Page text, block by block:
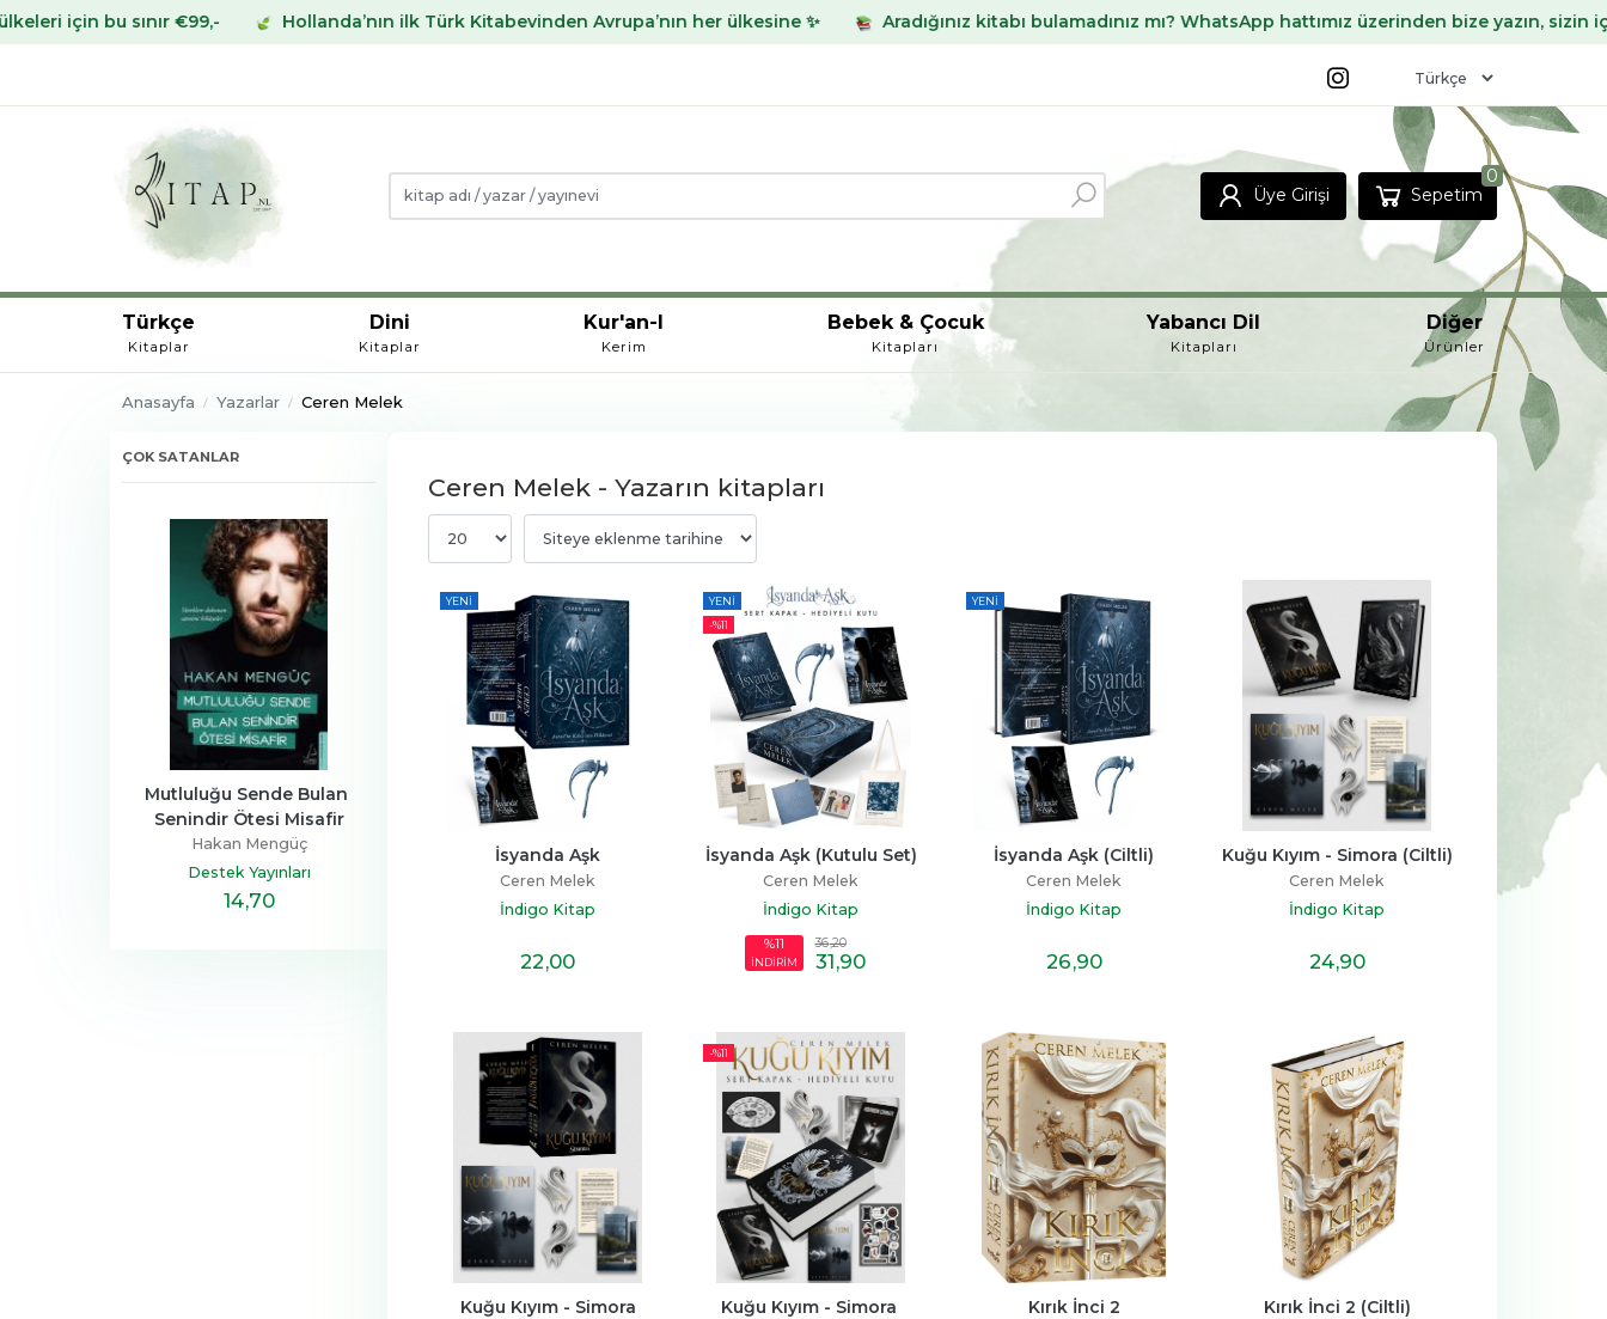
€99,- Hollanda’nın ilk Türk Kitabevinden Avrupa’nın her ülkesine ✨ Aradığınız kitabı bulamadınız mı? WhatsApp hattımız üzerinden bize yazın, sizin için temin
Üye Girişi Sepetim
0
Türkçe
Kitaplar
Dini
Kitaplar
Kur'an-I
Kerim
Bebek & Çocuk
Kitapları
Yabancı Dil
Kitapları
Diğer
Ürünler
Anasayfa Yazarlar Ceren Melek
ÇOK SATANLAR
Mutluluğu Sende Bulan
Senindir Ötesi Misafir
Hakan Mengüç
Destek Yayınları
14,70
Henüz Her Şey Bitmedi
Zeus Kabadayı
Hayykitap
20 ,10
Beni Neden Sevmedin
Anne
Esra Ezmeci
Destek Yayınları
,60
Senden Bir Tane Daha
Yok
Miraç Çağrı Aktaş
İndigo Kitap
,10
Kur’an’ın Anlattığı Tarih:
Türkiye
Timaş Yayınları
,30
,90
Sen Annen Değilsin
Hatice Kübra Tongar
Aile Yayınları
17,20
Ceren Melek - Yazarın kitapları
YENI
İsyanda Aşk
Ceren Melek
İndigo Kitap
22,00
YENI
-%11
İsyanda Aşk (Kutulu Set)
Ceren Melek
İndigo Kitap
%11
İNDİRİM
36,20
31,90
YENI
İsyanda Aşk (Ciltli)
Ceren Melek
İndigo Kitap
26,90
Kuğu Kıyım - Simora (Ciltli)
Ceren Melek
İndigo Kitap
24,90
Kuğu Kıyım - Simora
-%11
Kuğu Kıyım - Simora
Kırık İnci 2 Kırık İnci 2 (Ciltli)